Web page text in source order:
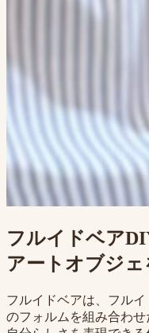
フルイドベア
アートオブジェ
フルイドベアは、フル
のフォルムを組み合わせ